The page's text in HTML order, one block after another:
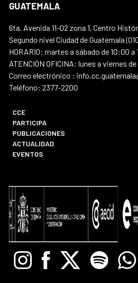
GUATEMALA
6ta. Avenida 11-02 zona 1, Centro
Segundo nivel Ciudad de Guatemala
HORARIO: martes a sábado de 10:00 a
ATENCIÓN OFICINA: lunes a viernes
Correo electrónico :
Teléfono: 2377-2200
CCE
PARTICIPA
PUBLICACIONES
ACTUALIDAD
EVENTOS
InstagramFacebook
X Spotify